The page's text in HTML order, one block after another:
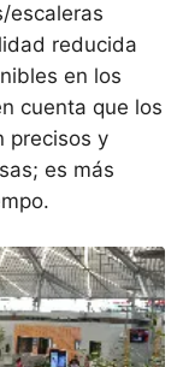
escaleras
reducida
en los
cuenta que los
precisos y
es más